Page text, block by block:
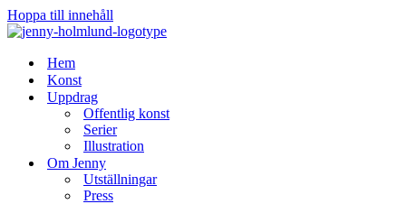
Hoppa till innehåll
Hem
Konst
Uppdrag
Offentlig konst
Serier
Illustration
Om Jenny
Utställningar
Press